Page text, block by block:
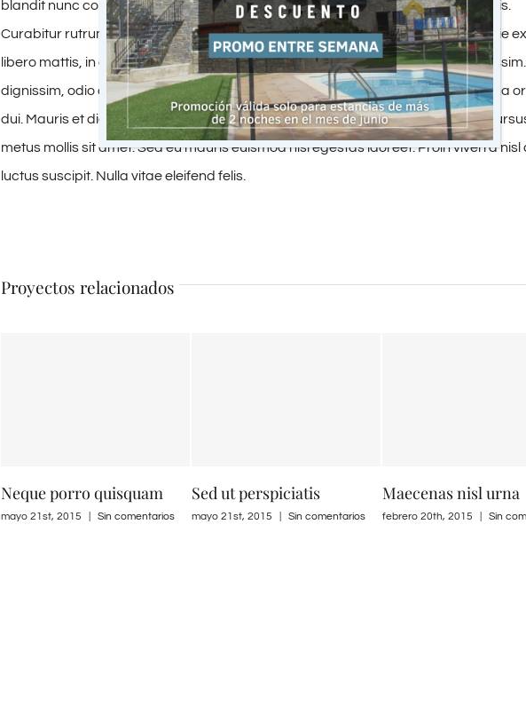
blandit nunc consectetur, sed porttitor lorem lobortis. Nullam vitae auctor mauris.
Curabitur rutrum placerat odio, in sodales mauris dictum scelerisque. In molestie
libero mattis, in dignissim diam lacinia. Donec accumsan nisl ac pharetra
dignissim, odio a pellentesque luctus, nunc tortor pretium felis, in egestas magna
dui. Mauris et dignissim metus, et pharetra lorem. Sed tincidunt feugiat est, id
metus mollis sit amet. Sed eu mauris euismod nisi egestas laoreet. Proin viverra nisl
luctus suscipit. Nulla vitae eleifend felis.
Proyectos relacionados
Neque porro quisquam
mayo 21st, 2015 Sin comentarios
Sed ut perspiciatis
mayo 21st, 2015 Sin comentarios
Maecenas nisl urna
febrero 20th, 2015 Sin